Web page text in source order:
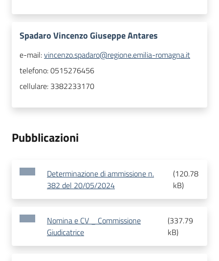
Spadaro Vincenzo Giuseppe Antares
e-mail:vincenzo.spadaro@regione.emilia-romagna.it
telefono:0515276456
cellulare: 3382233170
Pubblicazioni
Determinazione di ammissione n.
382 del 20/05/2024
(120.78
kB)
Nomina e CV _ Commissione
Giudicatrice
(337.79
kB)